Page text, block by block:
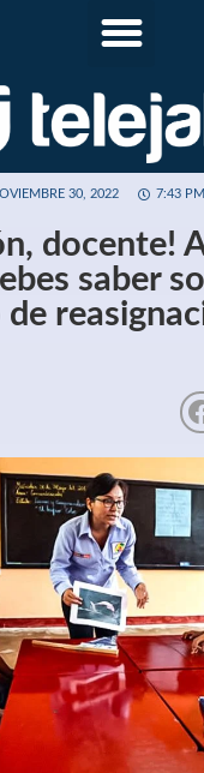
30, 2022 7:43 PM
docente!
saber